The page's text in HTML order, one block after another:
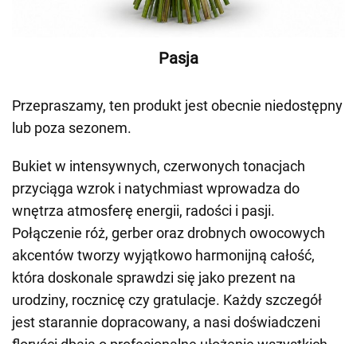
Pasja
Przepraszamy, ten produkt jest obecnie niedostępny
lub poza sezonem.
Bukiet w intensywnych, czerwonych tonacjach
przyciąga wzrok i natychmiast wprowadza do
wnętrza atmosferę energii, radości i pasji.
Połączenie róż, gerber oraz drobnych owocowych
akcentów tworzy wyjątkowo harmonijną całość,
która doskonale sprawdzi się jako prezent na
urodziny, rocznicę czy gratulacje. Każdy szczegół
jest starannie dopracowany, a nasi doświadczeni